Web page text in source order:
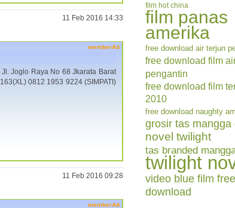
film hot china
film panas
amerika
free download air terjun
free download film
pengantin
free download film
2010
free download naughty
grosir tas mangga
novel twilight
tas branded
twilight
video blue film free
download
11 Feb 2016 14:33
memberAd
Joglo Raya No 68 Jkarata Barat
0812 1953 9224 (SIMPATI)
11 Feb 2016 09:28
memberAd